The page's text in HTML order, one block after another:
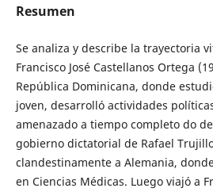
Resumen
Se analiza y describe la trayectoria
Francisco José Castellanos Ortega
República Dominicana, donde
joven, desarrolló actividades
amenazado a tiempo completo do
gobierno dictatorial de Rafael
clandestinamente a Alemania,
en Ciencias Médicas. Luego viajó a